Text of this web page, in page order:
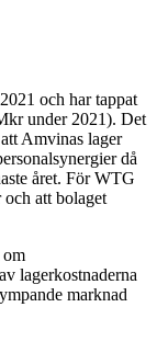
och har tappat
under 2021). Det
Amvinas lager
då
året. För WTG
att bolaget
om
lagerkostnaderna
marknad